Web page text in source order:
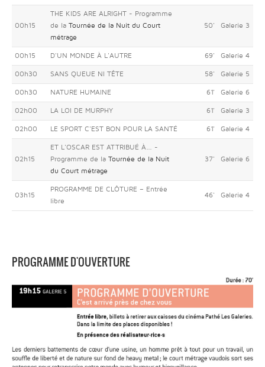
00h15
THE KIDS ARE ALRIGHT - Programme
de la Tournée de la Nuit du Court
métrage
50' Galerie 3
00h15 D'UN MONDE À L'AUTRE 69' Galerie 4
00h30 SANS QUEUE NI TÊTE 58' Galerie 5
00h30 NATURE HUMAINE 61' Galerie 6
02h00 LA LOI DE MURPHY 61' Galerie 3
02h00 LE SPORT C'EST BON POUR LA SANTÉ 61' Galerie 4
02h15
ET L'OSCAR EST ATTRIBUÉ À... -
Programme de la Tournée de la Nuit
du Court métrage
37' Galerie 6
03h15
PROGRAMME DE CLÔTURE – Entrée
libre
46' Galerie 4
PROGRAMME D'OUVERTURE